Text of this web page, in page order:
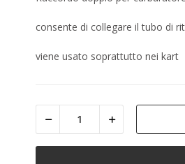
consente di collegare il tubo di
viene usato soprattutto nei kart